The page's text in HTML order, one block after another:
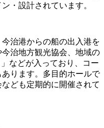
・設計されています。
治港からの船の出入港を
治地方観光協会、地域の
などが入っており、コー
ります。多目的ホールで
ども定期的に開催されて